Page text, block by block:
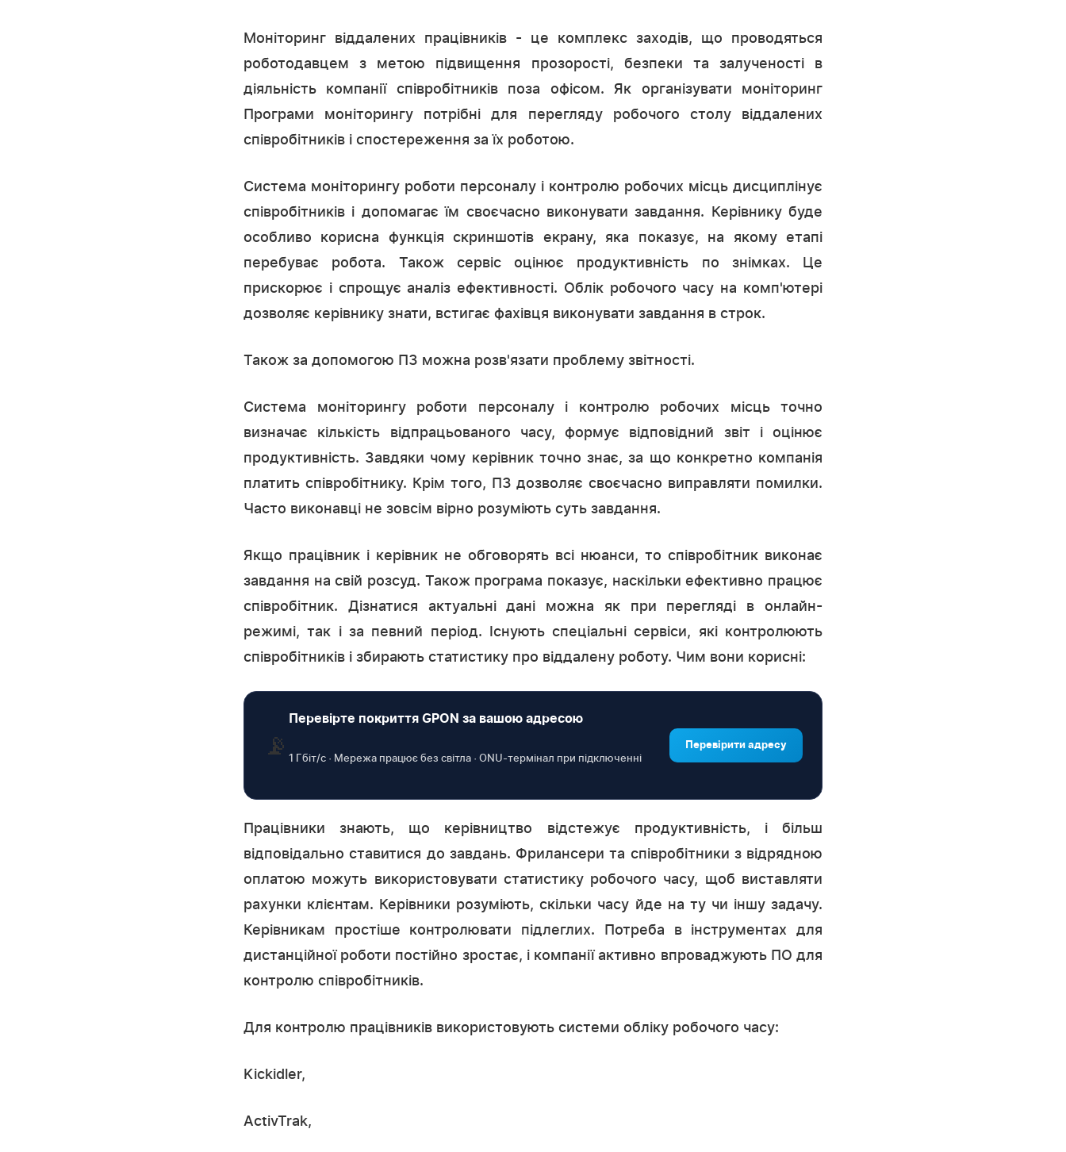
Моніторинг віддалених працівників - це комплекс заходів, що проводяться
роботодавцем з метою підвищення прозорості, безпеки та залученості в
діяльність компанії співробітників поза офісом. Як організувати моніторинг
Програми моніторингу потрібні для перегляду робочого столу віддалених
співробітників і спостереження за їх роботою.
Система моніторингу роботи персоналу і контролю робочих місць дисциплінує
співробітників і допомагає їм своєчасно виконувати завдання. Керівнику буде
особливо корисна функція скриншотів екрану, яка показує, на якому етапі
перебуває робота. Також сервіс оцінює продуктивність по знімках. Це
прискорює і спрощує аналіз ефективності. Облік робочого часу на комп'ютері
дозволяє керівнику знати, встигає фахівця виконувати завдання в строк.
Також за допомогою ПЗ можна розв'язати проблему звітності.
Система моніторингу роботи персоналу і контролю робочих місць точно
визначає кількість відпрацьованого часу, формує відповідний звіт і оцінює
продуктивність. Завдяки чому керівник точно знає, за що конкретно компанія
платить співробітнику. Крім того, ПЗ дозволяє своєчасно виправляти помилки.
Часто виконавці не зовсім вірно розуміють суть завдання.
Якщо працівник і керівник не обговорять всі нюанси, то співробітник виконає
завдання на свій розсуд. Також програма показує, наскільки ефективно працює
співробітник. Дізнатися актуальні дані можна як при перегляді в онлайн-
режимі, так і за певний період. Існують спеціальні сервіси, які контролюють
співробітників і збирають статистику про віддалену роботу. Чим вони корисні:
📡
Перевірте покриття GPON за вашою адресою
1 Гбіт/с · Мережа працює без світла · ONU-термінал при підключенні
Перевірити адресу
Працівники знають, що керівництво відстежує продуктивність, і більш
відповідально ставитися до завдань. Фрилансери та співробітники з відрядною
оплатою можуть використовувати статистику робочого часу, щоб виставляти
рахунки клієнтам. Керівники розуміють, скільки часу йде на ту чи іншу задачу.
Керівникам простіше контролювати підлеглих. Потреба в інструментах для
дистанційної роботи постійно зростає, і компанії активно впроваджують ПО для
контролю співробітників.
Для контролю працівників використовують системи обліку робочого часу:
Kickidler,
ActivTrak,